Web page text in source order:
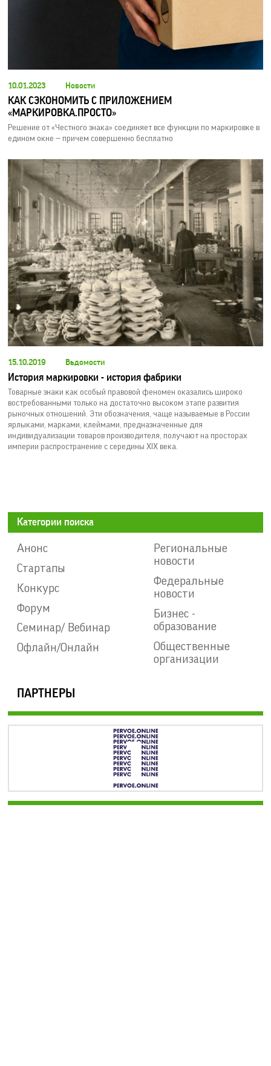
10.01.2023 Новости
КАК СЭКОНОМИТЬ С ПРИЛОЖЕНИЕМ
«МАРКИРОВКА.ПРОСТО»
Решение от «Честного знака» соединяет все функции по маркировке в
едином окне — причем совершенно бесплатно
15.10.2019 Вѣдомости
История маркировки - история фабрики
Товарные знаки как особый правовой феномен оказались широко
востребованными только на достаточно высоком этапе развития
рыночных отношений. Эти обозначения, чаще называемые в России
ярлыками, марками, клеймами, предназначенные для
индивидуализации товаров производителя, получают на просторах
империи распространение с середины XIX века.
Категории поиска
Анонс
Стартапы
Конкурс
Форум
Семинар/ Вебинар
Офлайн/Онлайн
Региональные
новости
Федеральные
новости
Бизнес -
образование
Общественные
организации
ПАРТНЕРЫ